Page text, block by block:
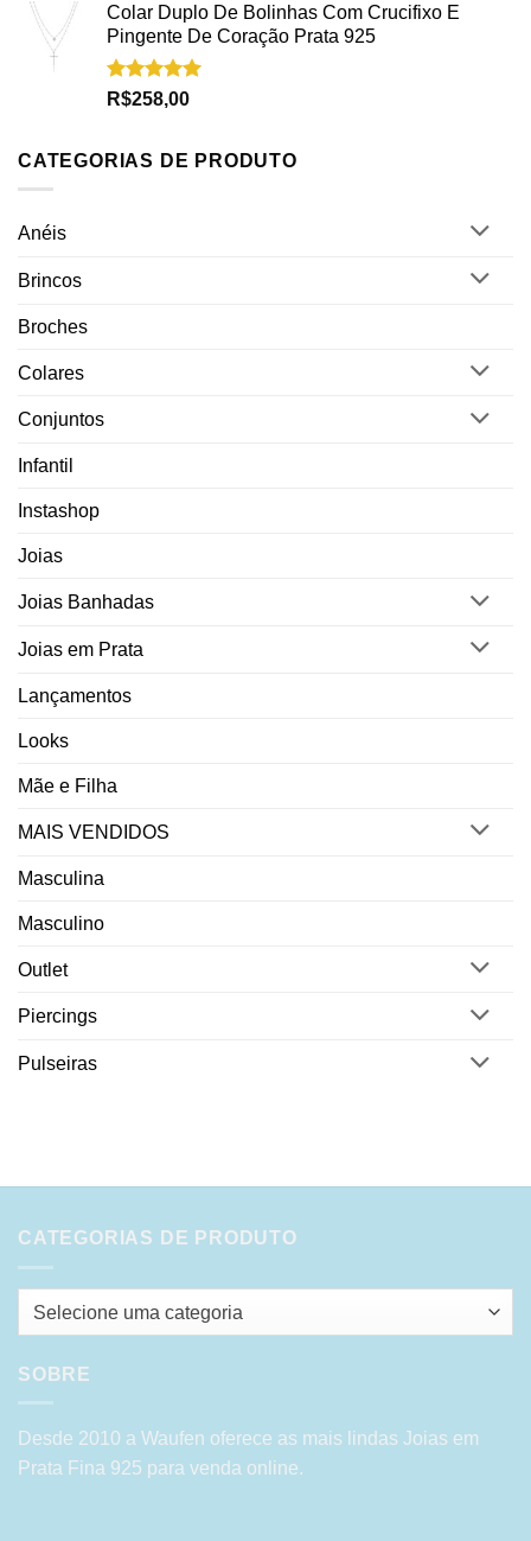
Colar Duplo De Bolinhas Com Crucifixo E
Pingente De Coração Prata 925
Avaliação
5.00
de 5
R$258,00
CATEGORIAS DE PRODUTO
Anéis
Brincos
Broches
Colares
Conjuntos
Infantil
Instashop
Joias
Joias Banhadas
Joias em Prata
Lançamentos
Looks
Mãe e Filha
MAIS VENDIDOS
Masculina
Masculino
Outlet
Piercings
Pulseiras
CATEGORIAS DE PRODUTO
Selecione uma categoria
SOBRE
Desde 2010 a Waufen oferece as mais lindas Joias em
Prata Fina 925 para venda online.